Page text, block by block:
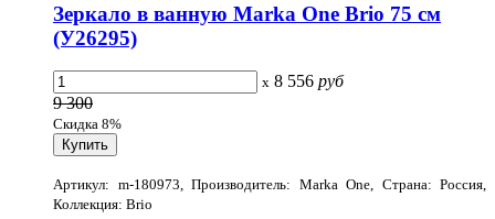
Зеркало в ванную Marka One Brio 75 см
(У26295)
x 8 556 руб
9 300
Скидка 8%
Артикул: m-180973, Производитель: Marka One, Страна: Россия,
Коллекция: Brio